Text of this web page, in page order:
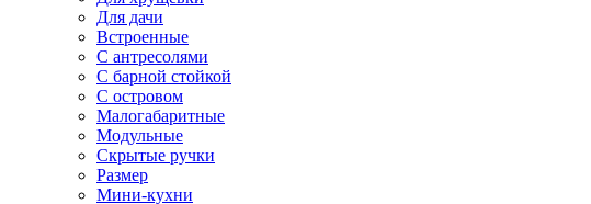
Для дачи
Встроенные
С антресолями
С барной стойкой
С островом
Малогабаритные
Модульные
Скрытые ручки
Размер
Мини-кухни